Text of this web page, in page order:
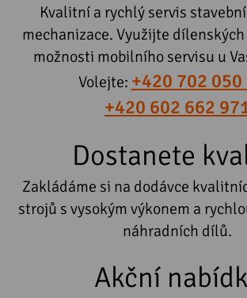
Kvalitní a rychlý servis
mechanizace. Využijte
možnosti mobilního servisu u
Volejte: +420 702 050
+420 602 662
Dostanete
Zakládáme si na dodávce
strojů s vysokým výkonem a
náhradních dílů.
Akční